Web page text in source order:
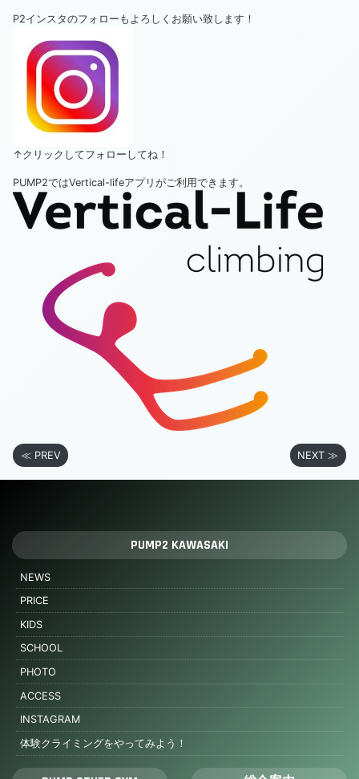
P2インスタのフォローもよろしくお願い致します！
↑クリックしてフォローしてね！
PUMP2ではVertical-lifeアプリがご利用できます。
≪ PREV NEXT ≫
PUMP2 KAWASAKI
NEWS
PRICE
KIDS
SCHOOL
PHOTO
ACCESS
INSTAGRAM
体験クライミングをやってみよう！